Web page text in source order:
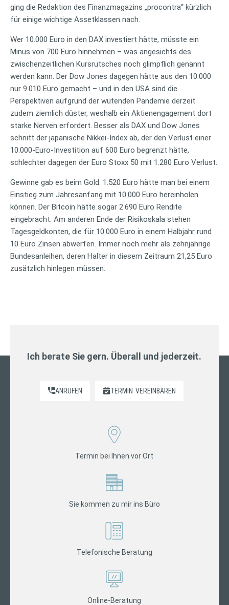
ging die Redaktion des Finanzmagazins „procontra“ kürzlich
für einige wichtige Assetklassen nach.
Wer 10.000 Euro in den DAX investiert hätte, müsste ein
Minus von 700 Euro hinnehmen – was angesichts des
zwischenzeitlichen Kursrutsches noch glimpflich genannt
werden kann. Der Dow Jones dagegen hätte aus den 10.000
nur 9.010 Euro gemacht – und in den USA sind die
Perspektiven aufgrund der wütenden Pandemie derzeit
zudem ziemlich düster, weshalb ein Aktienengagement dort
starke Nerven erfordert. Besser als DAX und Dow Jones
schnitt der japanische Nikkei-Index ab, der den Verlust einer
10.000-Euro-Investition auf 600 Euro begrenzt hätte,
schlechter dagegen der Euro Stoxx 50 mit 1.280 Euro Verlust.
Gewinne gab es beim Gold: 1.520 Euro hätte man bei einem
Einstieg zum Jahresanfang mit 10.000 Euro hereinholen
können. Der Bitcoin hätte sogar 2.690 Euro Rendite
eingebracht. Am anderen Ende der Risikoskala stehen
Tagesgeldkonten, die für 10.000 Euro in einem Halbjahr rund
10 Euro Zinsen abwerfen. Immer noch mehr als zehnjährige
Bundesanleihen, deren Halter in diesem Zeitraum 21,25 Euro
zusätzlich hinlegen müssen.
Ich berate Sie gern. Überall und jederzeit.
ANRUFEN TERMIN VEREINBAREN
Termin bei Ihnen vor Ort
Sie kommen zu mir ins Büro
Telefonische Beratung
Online-Beratung